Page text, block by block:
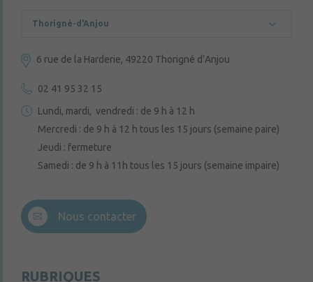
Thorigné-d'Anjou
6 rue de la Harderie, 49220 Thorigné d’Anjou
02 41 95 32 15
Lundi, mardi, vendredi : de 9 h à 12 h
Mercredi : de 9 h à 12 h tous les 15 jours (semaine paire)
Jeudi : fermeture
Samedi : de 9 h à 11h tous les 15 jours (semaine impaire)
Nous contacter
RUBRIQUES